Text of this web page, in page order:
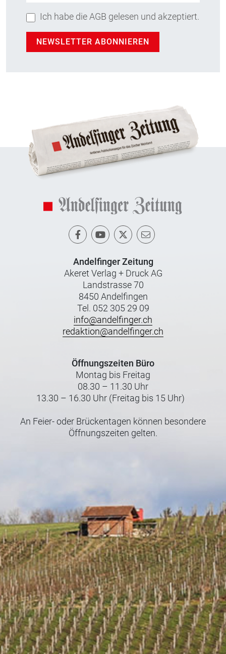
Ich habe die AGB gelesen und akzeptiert.
NEWSLETTER ABONNIEREN
Andelfinger Zeitung
Akeret Verlag + Druck AG
Landstrasse 70
8450 Andelfingen
Tel. 052 305 29 09
info@andelfinger.ch
redaktion@andelfinger.ch
Öffnungszeiten Büro
Montag bis Freitag
08.30 – 11.30 Uhr
13.30 – 16.30 Uhr (Freitag bis 15 Uhr)
An Feier- oder Brückentagen können besondere
Öffnungszeiten gelten.